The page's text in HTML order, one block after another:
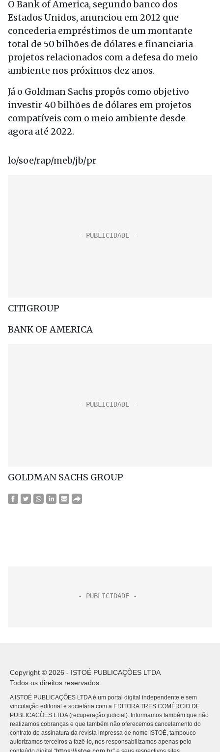
O Bank of America, segundo banco dos
Estados Unidos, anunciou em 2012 que
concederia empréstimos de um montante
total de 50 bilhões de dólares e financiaria
projetos relacionados com a defesa do meio
ambiente nos próximos dez anos.
Já o Goldman Sachs propôs como objetivo
investir 40 bilhões de dólares em projetos
compatíveis com o meio ambiente desde
agora até 2022.
lo/soe/rap/meb/jb/pr
CITIGROUP
BANK OF AMERICA
GOLDMAN SACHS GROUP
Copyright © 2026 - ISTOÉ PUBLICAÇÕES LTDA
Todos os direitos reservados.
A ISTOÉ PUBLICAÇÕES LTDA é um portal digital independente e sem
vinculação editorial e societária com a EDITORA TRES COMÉRCIO DE
PUBLICACÕES LTDA (recuperação judicial). Informamos também que não
realizamos cobranças e que também não oferecemos cancelamento do
contrato de assinatura da revista impressa de nome ISTOÉ, tampouco
autorizamos terceiros a fazê-lo, nos responsabilizamos apenas pelo